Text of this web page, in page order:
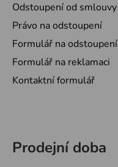
Odstoupení od smlouvy
Právo na odstoupení
Formulář na odstoupení
Formulář na reklamaci
Kontaktní formulář
Prodejní doba